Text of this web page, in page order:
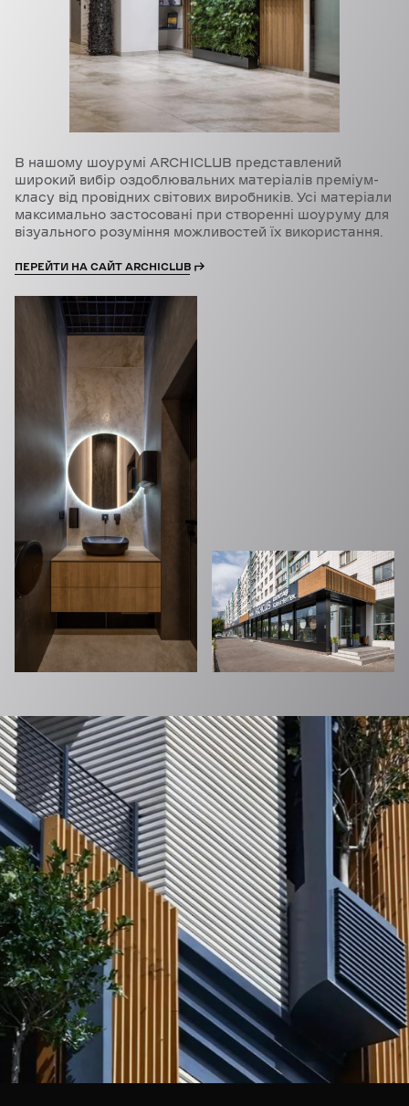
В нашому шоурумі ARCHICLUB представлений
широкий вибір оздоблювальних матеріалів преміум-
класу від провідних світових виробників. Усі матеріали
максимально застосовані при створенні шоуруму для
візуального розуміння можливостей їх використання.
ПЕРЕЙТИ НА САЙТ ARCHICLUB